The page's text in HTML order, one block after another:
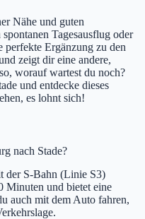
Nähe und guten
Tagesausflug oder
perfekte Ergänzung zu den
zeigt dir eine andere,
worauf wartest du noch?
und entdecke dieses
es lohnt sich!
nach Stade?
der S-Bahn (Linie S3)
Minuten und bietet eine
auch mit dem Auto fahren,